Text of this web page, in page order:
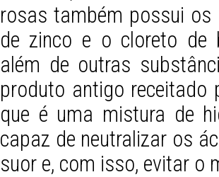
rosas também possui
de zinco e o cloreto de
além de outras
produto antigo receitado
que é uma mistura de
capaz de neutralizar os
suor e, com isso, evitar o